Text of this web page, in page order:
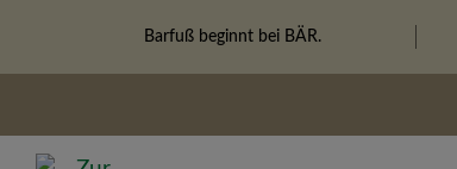
Zur Hauptnavigation springen
Barfuß beginnt bei BÄR.